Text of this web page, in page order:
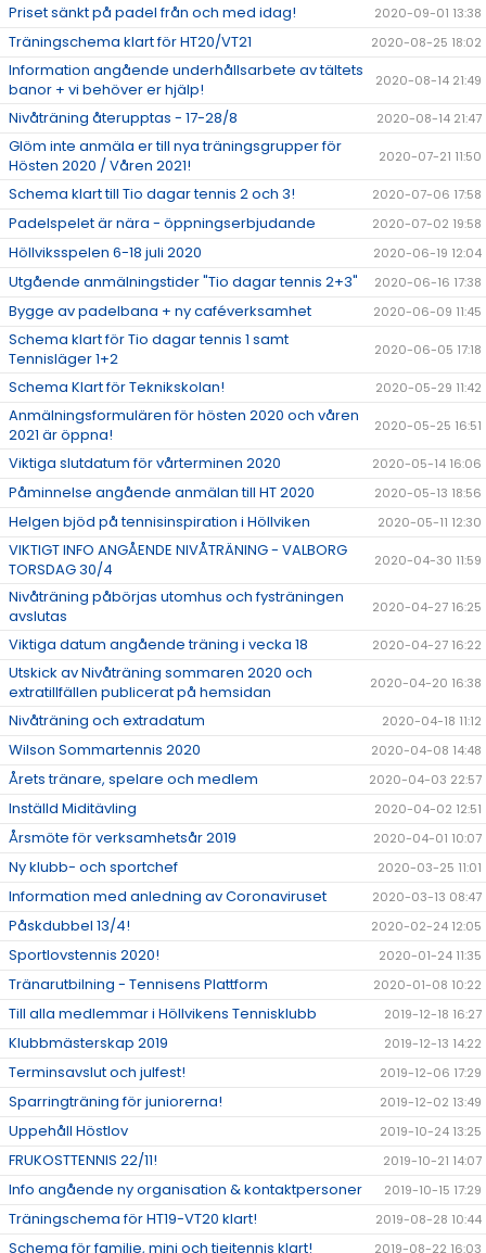
Priset sänkt på padel från och med idag! 2020-09-01 13:38
Träningschema klart för HT20/VT21 2020-08-25 18:02
Information angående underhållsarbete av tältets
banor + vi behöver er hjälp!
2020-08-14 21:49
Nivåträning återupptas - 17-28/8 2020-08-14 21:47
Glöm inte anmäla er till nya träningsgrupper för
Hösten 2020 / Våren 2021!
2020-07-21 11:50
Schema klart till Tio dagar tennis 2 och 3! 2020-07-06 17:58
Padelspelet är nära - öppningserbjudande 2020-07-02 19:58
Höllviksspelen 6-18 juli 2020 2020-06-19 12:04
Utgående anmälningstider "Tio dagar tennis 2+3" 2020-06-16 17:38
Bygge av padelbana + ny caféverksamhet 2020-06-09 11:45
Schema klart för Tio dagar tennis 1 samt
Tennisläger 1+2
2020-06-05 17:18
Schema Klart för Teknikskolan! 2020-05-29 11:42
Anmälningsformulären för hösten 2020 och våren
2021 är öppna!
2020-05-25 16:51
Viktiga slutdatum för vårterminen 2020 2020-05-14 16:06
Påminnelse angående anmälan till HT 2020 2020-05-13 18:56
Helgen bjöd på tennisinspiration i Höllviken 2020-05-11 12:30
VIKTIGT INFO ANGÅENDE NIVÅTRÄNING - VALBORG
TORSDAG 30/4
2020-04-30 11:59
Nivåträning påbörjas utomhus och fysträningen
avslutas
2020-04-27 16:25
Viktiga datum angående träning i vecka 18 2020-04-27 16:22
Utskick av Nivåträning sommaren 2020 och
extratillfällen publicerat på hemsidan
2020-04-20 16:38
Nivåträning och extradatum 2020-04-18 11:12
Wilson Sommartennis 2020 2020-04-08 14:48
Årets tränare, spelare och medlem 2020-04-03 22:57
Inställd Miditävling 2020-04-02 12:51
Årsmöte för verksamhetsår 2019 2020-04-01 10:07
Ny klubb- och sportchef 2020-03-25 11:01
Information med anledning av Coronaviruset 2020-03-13 08:47
Påskdubbel 13/4! 2020-02-24 12:05
Sportlovstennis 2020! 2020-01-24 11:35
Tränarutbilning - Tennisens Plattform 2020-01-08 10:22
Till alla medlemmar i Höllvikens Tennisklubb 2019-12-18 16:27
Klubbmästerskap 2019 2019-12-13 14:22
Terminsavslut och julfest! 2019-12-06 17:29
Sparringträning för juniorerna! 2019-12-02 13:49
Uppehåll Höstlov 2019-10-24 13:25
FRUKOSTTENNIS 22/11! 2019-10-21 14:07
Info angående ny organisation & kontaktpersoner 2019-10-15 17:29
Träningschema för HT19-VT20 klart! 2019-08-28 10:44
Schema för familje, mini och tjejtennis klart! 2019-08-22 16:03